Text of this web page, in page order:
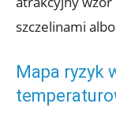
szczelinami
Mapa ryzyk